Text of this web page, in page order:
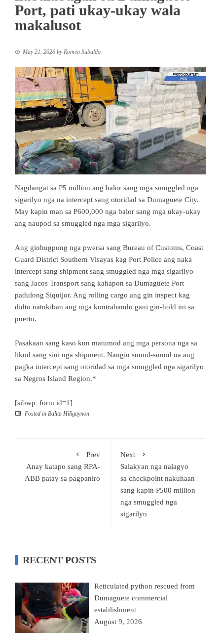
Port, pati ukay-ukay wala
makalusot
May 21, 2026 by Romeo Subaldo
Nagdangat sa P5 million ang balor sang mga smuggled nga
sigarilyo nga na intercept sang otoridad sa Dumaguete City.
May kapin man sa P600,000 nga balor sang mga ukay-ukay
ang naupod sa smuggled nga mga sigarilyo.
Ang ginhugpong nga pwersa sang Bureau of Customs, Coast
Guard District Southern Visayas kag Port Police ang naka
intercept sang shipment sang smuggled nga mga sigarilyo
sang Jacos Transport sang kahapon sa Dumaguete Port
padulong Siquijor. Ang rolling cargo ang gin inspect kag
didto natukiban ang mga kontrabando gani gin-hold ini sa
puerto.
Pasakaan sang kaso kun matumod ang mga persona nga sa
likod sang sini nga shipment. Nangin sunod-sunod na ang
pagka intercept sang otoridad sa mga smuggled nga sigarilyo
sa Negros Island Region.*
[sibwp_form id=1]
Posted in Balita Hiligaynon
Prev
Anay katapo sang RPA-
ABB patay sa pagpaniro
Next
Salakyan nga nalagyo
sa checkpoint nakuhaan
sang kapin P500 million
nga smuggled nga
sigarilyo
RECENT POSTS
Reticulated python rescued from
Dumaguete commercial
establishment
August 9, 2026